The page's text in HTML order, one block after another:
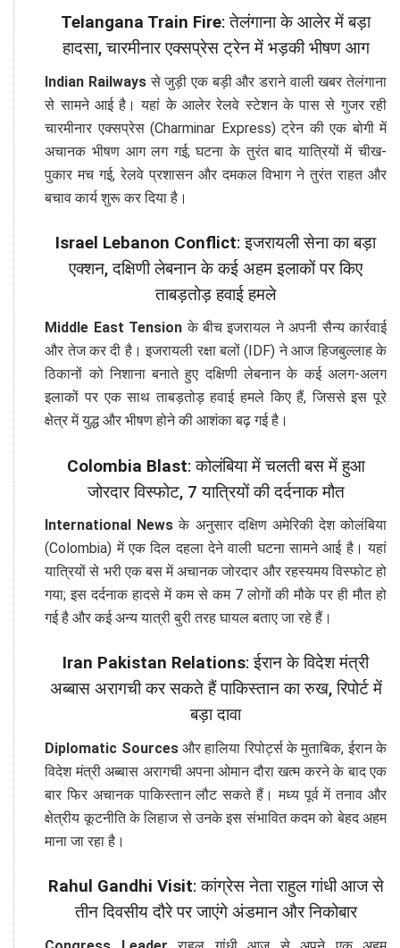
Telangana Train Fire: तेलंगाना के आलेर में बड़ा
हादसा, चारमीनार एक्सप्रेस ट्रेन में भड़की भीषण आग
Indian Railwaysसे जुड़ी एक बड़ी और डराने वाली खबर तेलंगाना
से सामने आई है। यहां के आलेर रेलवे स्टेशन के पास से गुजर रही
चारमीनार एक्सप्रेस (Charminar Express) ट्रेन की एक बोगी में
अचानक भीषण आग लग गई; घटना के तुरंत बाद यात्रियों में चीख-
पुकार मच गई, रेलवे प्रशासन और दमकल विभाग ने तुरंत राहत और
बचाव कार्य शुरू कर दिया है।
Israel Lebanon Conflict: इजरायली सेना का बड़ा
एक्शन, दक्षिणी लेबनान के कई अहम इलाकों पर किए
ताबड़तोड़ हवाई हमले
Middle East Tension के बीच इजरायल ने अपनी सैन्य कार्रवाई
और तेज कर दी है। इजरायली रक्षा बलों (IDF) ने आज हिजबुल्लाह के
ठिकानों को निशाना बनाते हुए दक्षिणी लेबनान के कई अलग-अलग
इलाकों पर एक साथ ताबड़तोड़ हवाई हमले किए हैं, जिससे इस पूरे
क्षेत्र में युद्ध और भीषण होने की आशंका बढ़ गई है।
Colombia Blast: कोलंबिया में चलती बस में हुआ
जोरदार विस्फोट, 7 यात्रियों की दर्दनाक मौत
International News के अनुसार दक्षिण अमेरिकी देश कोलंबिया
(Colombia) में एक दिल दहला देने वाली घटना सामने आई है। यहां
यात्रियों से भरी एक बस में अचानक जोरदार और रहस्यमय विस्फोट हो
गया; इस दर्दनाक हादसे में कम से कम 7 लोगों की मौके पर ही मौत हो
गई है और कई अन्य यात्री बुरी तरह घायल बताए जा रहे हैं।
Iran Pakistan Relations: ईरान के विदेश मंत्री
अब्बास अरागची कर सकते हैं पाकिस्तान का रुख, रिपोर्ट में
बड़ा दावा
Diplomatic Sourcesऔर हालिया रिपोर्ट्स के मुताबिक, ईरान के
विदेश मंत्री अब्बास अरागची अपना ओमान दौरा खत्म करने के बाद एक
बार फिर अचानक पाकिस्तान लौट सकते हैं। मध्य पूर्व में तनाव और
क्षेत्रीय कूटनीति के लिहाज से उनके इस संभावित कदम को बेहद अहम
माना जा रहा है।
Rahul Gandhi Visit: कांग्रेस नेता राहुल गांधी आज से
तीन दिवसीय दौरे पर जाएंगे अंडमान और निकोबार